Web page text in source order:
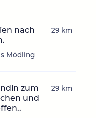
nach
Mödling
29 km
zum
und
29 km